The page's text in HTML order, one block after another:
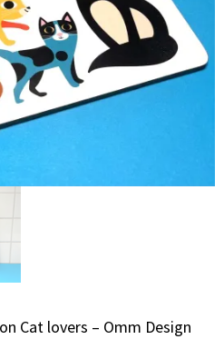
Cat lovers – Omm Design